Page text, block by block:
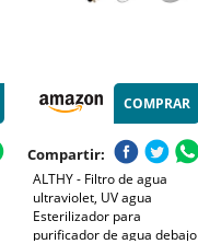
COMPRAR
Compartir:
ALTHY - Filtro de agua
ultraviolet, UV agua
Esterilizador para
purificador de agua debajo